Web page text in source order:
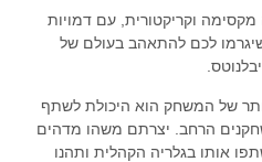
וקריקטורית, עם דמויות
שיגרמו לכם להתאהב בעולם של
של המשחק הוא היכולת לשתף
הרחב. יצרתם משהו מדהים
אותו בגלריה הקהלית ותהנו